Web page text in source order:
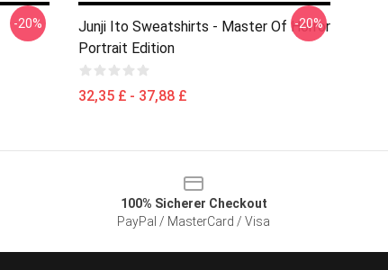
-20%
Junji Ito Sweatshirts - Master Of Horror
Portrait Edition
32,35 £ - 37,88 £
-20%
100% Sicherer Checkout
PayPal / MasterCard / Visa